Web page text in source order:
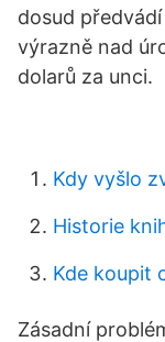
dosud
výrazně nad
dolarů za unci.
Kdy vyšlo
Historie
Kde koupit
Zásadní